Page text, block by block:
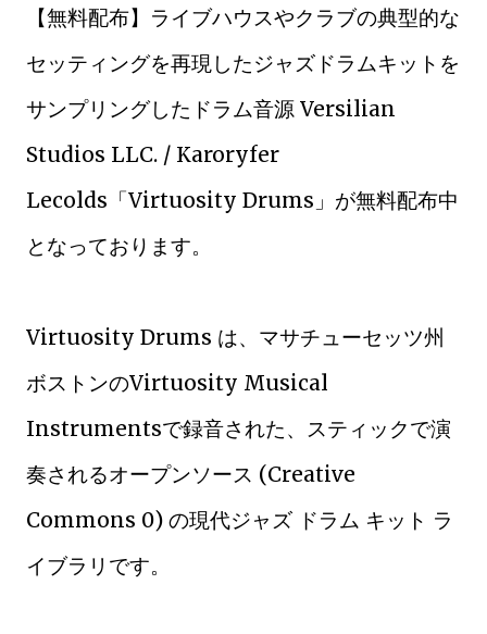
【無料配布】ライブハウスやクラブの典型的な
セッティングを再現したジャズドラムキットを
サンプリングしたドラム音源 Versilian
Studios LLC. / Karoryfer
Lecolds「Virtuosity Drums」が無料配布中
となっております。
Virtuosity Drums は、マサチューセッツ州
ボストンのVirtuosity Musical
Instrumentsで録音された、スティックで演
奏されるオープンソース (Creative
Commons 0) の現代ジャズ ドラム キット ラ
イブラリです。